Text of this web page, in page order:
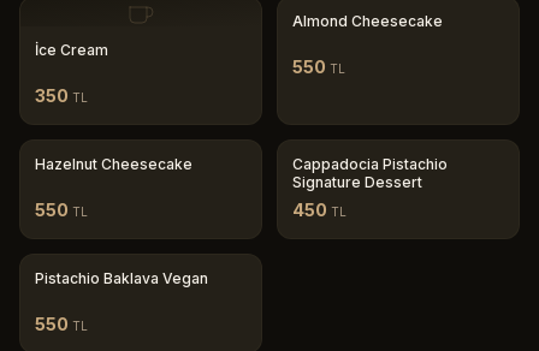
İce Cream
350 TL
Almond Cheesecake
550 TL
Hazelnut Cheesecake
550 TL
Cappadocia Pistachio
Signature Dessert
450 TL
Pistachio Baklava Vegan
550 TL